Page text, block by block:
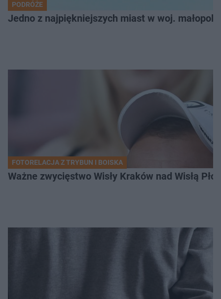
PODRÓŻE
Jedno z najpiękniejszych miast w woj.
FOTORELACJA Z TRYBUN I BOISKA
Ważne zwycięstwo Wisły Kraków nad Wisłą